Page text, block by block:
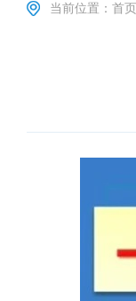
当前位置： 首页